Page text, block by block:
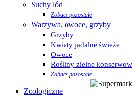
Suchy lód
Zobacz pozostałe
Warzywa, owoce, grzyby
Grzyby
Kwiaty jadalne świeże
Owoce
Rośliny zielne
Zobacz pozostałe
Zoologiczne